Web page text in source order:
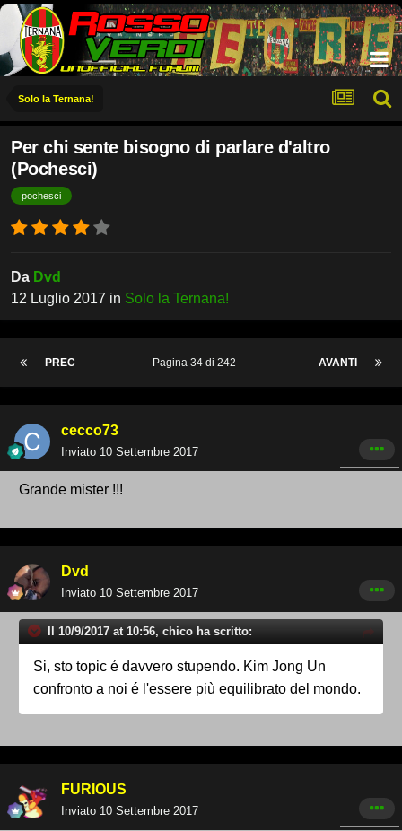
Solo la Ternana!
Per chi sente bisogno di parlare d'altro
(Pochesci)
pochesci
Da Dvd
12 Luglio 2017 in Solo la Ternana!
PREC AVANTI
Pagina 34 di 242
cecco73
Inviato 10 Settembre 2017
Grande mister !!!
Dvd
Inviato 10 Settembre 2017
Il 10/9/2017 at 10:56, chico ha scritto:
Si, sto topic é davvero stupendo. Kim Jong Un
confronto a noi é l'essere più equilibrato del mondo.
FURIOUS
Inviato 10 Settembre 2017